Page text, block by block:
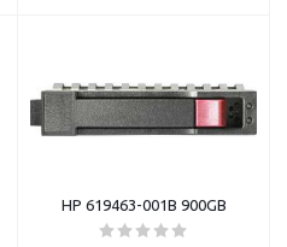
HP 619463-001B 900GB